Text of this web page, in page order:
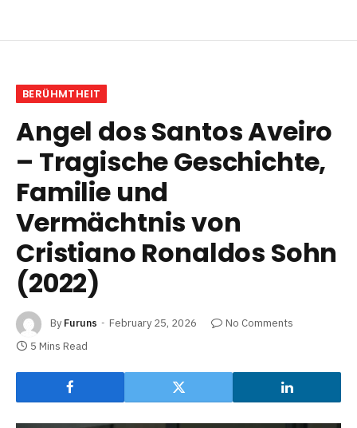
BERÜHMTHEIT
Angel dos Santos Aveiro
– Tragische Geschichte,
Familie und
Vermächtnis von
Cristiano Ronaldos Sohn
(2022)
By Furuns February 25, 2026
No Comments
5 Mins Read